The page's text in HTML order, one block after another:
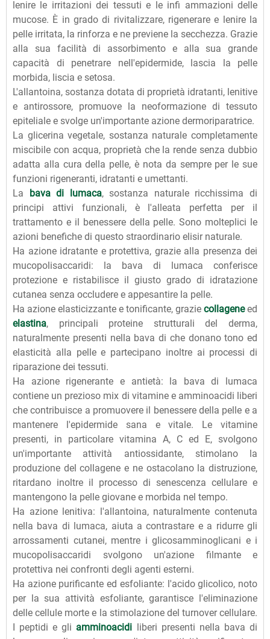
lenire le irritazioni dei tessuti e le infi ammazioni delle
mucose. È in grado di rivitalizzare, rigenerare e lenire la
pelle irritata, la rinforza e ne previene la secchezza. Grazie
alla sua facilità di assorbimento e alla sua grande
capacità di penetrare nell'epidermide, lascia la pelle
morbida, liscia e setosa.
L'allantoina, sostanza dotata di proprietà idratanti, lenitive
e antirossore, promuove la neoformazione di tessuto
epiteliale e svolge un'importante azione dermoriparatrice.
La glicerina vegetale, sostanza naturale completamente
miscibile con acqua, proprietà che la rende senza dubbio
adatta alla cura della pelle, è nota da sempre per le sue
funzioni rigeneranti, idratanti e umettanti.
La
bava di lumaca, sostanza naturale ricchissima di
principi attivi funzionali, è l'alleata perfetta per il
trattamento e il benessere della pelle. Sono molteplici le
azioni benefiche di questo straordinario elisir naturale.
Ha azione idratante e protettiva, grazie alla presenza dei
mucopolisaccaridi: la bava di lumaca conferisce
protezione e ristabilisce il giusto grado di idratazione
cutanea senza occludere e appesantire la pelle.
Ha azione elasticizzante e tonificante, grazie collageneed
elastina, principali proteine strutturali del derma,
naturalmente presenti nella bava di che donano tono ed
elasticità alla pelle e partecipano inoltre ai processi di
riparazione dei tessuti.
Ha azione rigenerante e antietà: la bava di lumaca
contiene un prezioso mix di vitamine e amminoacidi liberi
che contribuisce a promuovere il benessere della pelle e a
mantenere l'epidermide sana e vitale. Le vitamine
presenti, in particolare vitamina A, C ed E, svolgono
un'importante attività antiossidante, stimolano la
produzione del collagene e ne ostacolano la distruzione,
ritardano inoltre il processo di senescenza cellulare e
mantengono la pelle giovane e morbida nel tempo.
Ha azione lenitiva: l'allantoina, naturalmente contenuta
nella bava di lumaca, aiuta a contrastare e a ridurre gli
arrossamenti cutanei, mentre i glicosamminoglicani e i
mucopolisaccaridi svolgono un'azione filmante e
protettiva nei confronti degli agenti esterni.
Ha azione purificante ed esfoliante: l'acido glicolico, noto
per la sua attività esfoliante, garantisce l'eliminazione
delle cellule morte e la stimolazione del turnover cellulare.
I peptidi e gli amminoacidi liberi presenti nella bava di